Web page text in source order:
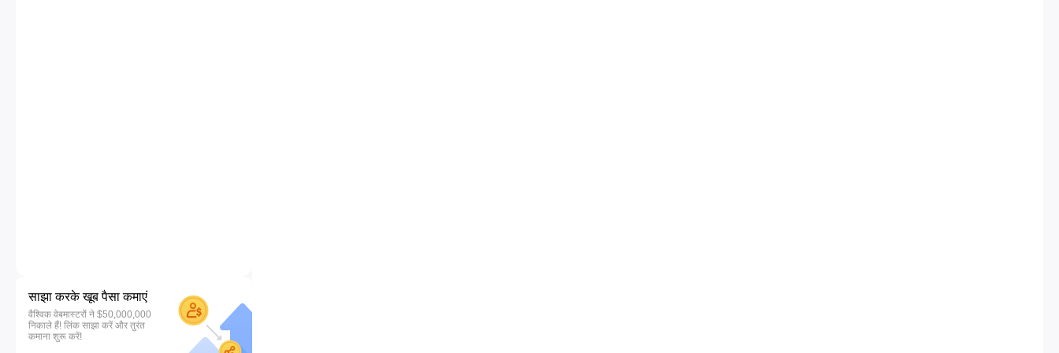
साझा करके खूब पैसा कमाएं
वैश्विक वेबमास्टरों ने $50,000,000
निकाले हैं! लिंक साझा करें और तुरंत
कमाना शुरू करें!